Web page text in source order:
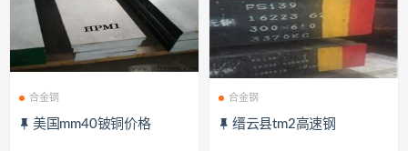
合金钢
美国mm40铍铜价格
合金钢
缙云县tm2高速钢